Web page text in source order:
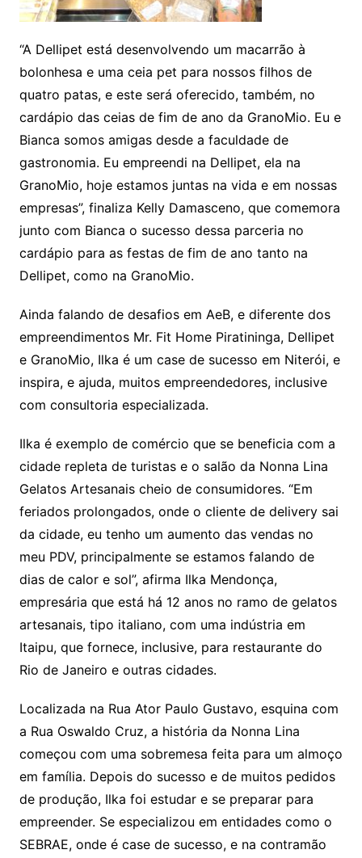
“A Dellipet está desenvolvendo um macarrão à
bolonhesa e uma ceia pet para nossos filhos de
quatro patas, e este será oferecido, também, no
cardápio das ceias de fim de ano da GranoMio. Eu e
Bianca somos amigas desde a faculdade de
gastronomia. Eu empreendi na Dellipet, ela na
GranoMio, hoje estamos juntas na vida e em nossas
empresas”, finaliza Kelly Damasceno, que comemora
junto com Bianca o sucesso dessa parceria no
cardápio para as festas de fim de ano tanto na
Dellipet, como na GranoMio.
Ainda falando de desafios em AeB, e diferente dos
empreendimentos Mr. Fit Home Piratininga, Dellipet
e GranoMio, Ilka é um case de sucesso em Niterói, e
inspira, e ajuda, muitos empreendedores, inclusive
com consultoria especializada.
Ilka é exemplo de comércio que se beneficia com a
cidade repleta de turistas e o salão da Nonna Lina
Gelatos Artesanais cheio de consumidores. “Em
feriados prolongados, onde o cliente de delivery sai
da cidade, eu tenho um aumento das vendas no
meu PDV, principalmente se estamos falando de
dias de calor e sol”, afirma Ilka Mendonça,
empresária que está há 12 anos no ramo de gelatos
artesanais, tipo italiano, com uma indústria em
Itaipu, que fornece, inclusive, para restaurante do
Rio de Janeiro e outras cidades.
Localizada na Rua Ator Paulo Gustavo, esquina com
a Rua Oswaldo Cruz, a história da Nonna Lina
começou com uma sobremesa feita para um almoço
em família. Depois do sucesso e de muitos pedidos
de produção, Ilka foi estudar e se preparar para
empreender. Se especializou em entidades como o
SEBRAE, onde é case de sucesso, e na contramão